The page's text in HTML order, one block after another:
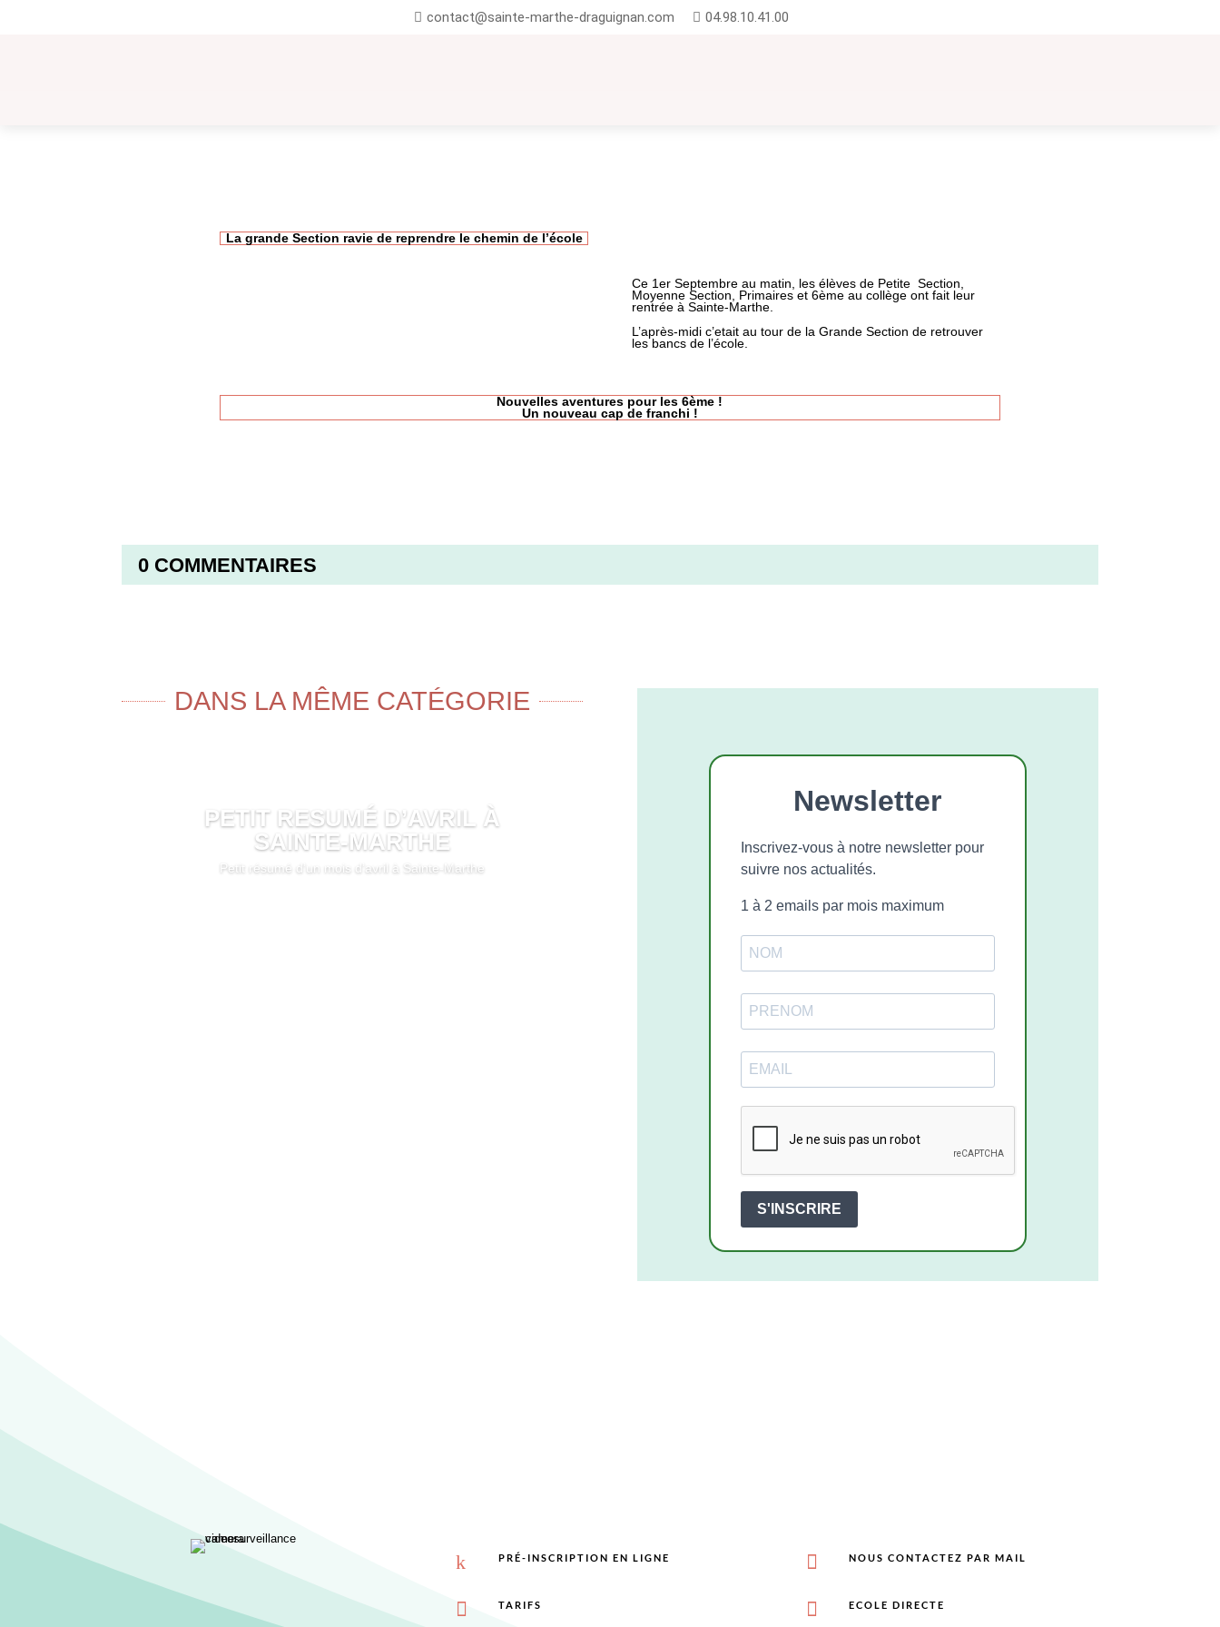
contact@sainte-marthe-draguignan.com 04.98.10.41.00
La grande Section ravie de reprendre le chemin de l’école
Ce 1er Septembre au matin, les élèves de Petite Section,
Moyenne Section, Primaires et 6ème au collège ont fait leur
rentrée à Sainte-Marthe.
L’après-midi c’etait au tour de la Grande Section de retrouver
les bancs de l’école.
Nouvelles aventures pour les 6ème !
Un nouveau cap de franchi !
0 COMMENTAIRES
DANS LA MÊME CATÉGORIE
PETIT RESUMÉ D’AVRIL À
SAINTE-MARTHE
Petit résumé d’un mois d’avril à Sainte-Marthe
Newsletter
Inscrivez-vous à notre newsletter pour
suivre nos actualités.
1 à 2 emails par mois maximum
S'INSCRIRE
k PRÉ-INSCRIPTION EN LIGNE
 TARIFS
 NOUS CONTACTEZ PAR MAIL
 ECOLE DIRECTE